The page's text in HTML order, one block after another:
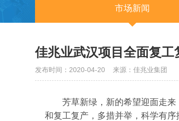
市场新闻
佳兆业武汉项目全面复工
发布时间：2020-04-20 来源：佳兆业集团
芳草新绿，新的希望迎面走
和复工复产，多措并举，科学有序